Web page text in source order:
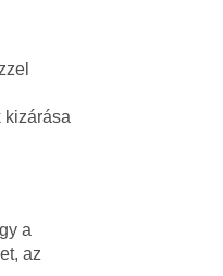
kizárása
a
az